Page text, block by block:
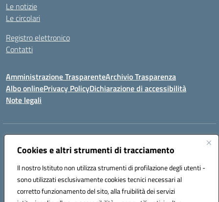
Cookies e altri strumenti di tracciamento
Il nostro Istituto non utilizza strumenti di profilazione degli utenti -
sono utilizzati esclusivamente cookies tecnici necessari al
corretto funzionamento del sito, alla fruibilità dei servizi
Le notizie
Le circolari
Registro elettronico
Contatti
Amministrazione TrasparenteArchivio Trasparenza
Albo onlinePrivacy PolicyDichiarazione di accessibilità
Note legali
Indirizzo:
Centralino:096721161 Email:czic869004@istruzione.it
Codice fiscale: 84000710792
Codice meccanografico:
CZIC869004
Codice unico di fatturazione (CUF): UFKGA0